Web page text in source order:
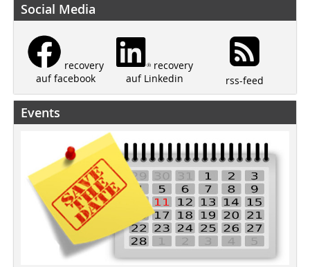
Social Media
recovery
auf facebook
recovery
auf Linkedin
rss-feed
Events